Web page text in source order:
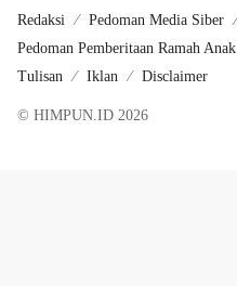
Redaksi
Pedoman Media Siber
Pedoman Pemberitaan Ramah Anak
Tulisan
Iklan Disclaimer
© HIMPUN.ID 2026